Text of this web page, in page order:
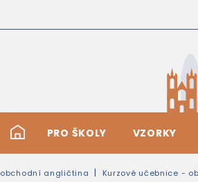
# PRO ŠKOLY VZORKY
obchodní angličtina Kurzové učebnice -